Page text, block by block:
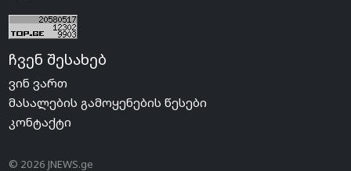
ჩვენ შესახებ
ვინ ვართ
მასალების გამოყენების წესები
კონტაქტი
© 2026 JNEWS.ge